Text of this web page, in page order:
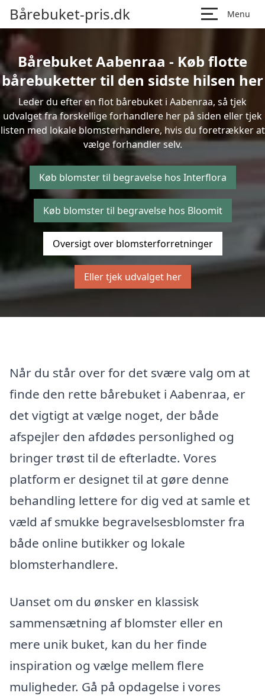
Bårebuket-pris.dk Menu
Bårebuket Aabenraa - Køb flotte
bårebuketter til den sidste hilsen her
Leder du efter en flot bårebuket i Aabenraa, så tjek
udvalget fra forskellige forhandlere her på siden eller tjek
listen med lokale blomsterhandlere, hvis du foretrækker at
vælge forhandler selv.
Køb blomster til begravelse hos Interflora
Køb blomster til begravelse hos Bloomit
Oversigt over blomsterforretninger
Eller tjek udvalget her
Når du står over for det svære valg om at
finde den rette bårebuket i Aabenraa, er
det vigtigt at vælge noget, der både
afspejler den afdødes personlighed og
bringer trøst til de efterladte. Vores
platform er designet til at gøre denne
behandling lettere for dig ved at samle et
væld af smukke begravelsesblomster fra
både online butikker og lokale
blomsterhandlere.
Uanset om du ønsker en klassisk
sammensætning af blomster eller en
mere unik buket, kan du her finde
inspiration og vælge mellem flere
muligheder. Gå på opdagelse i vores